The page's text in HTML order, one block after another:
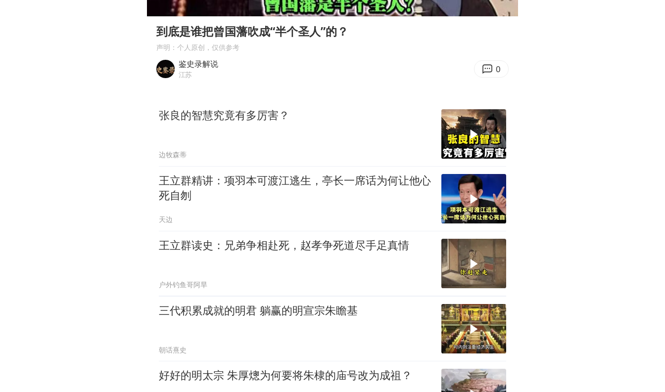
U17国足三连胜晋级明日之星半决赛
美股存储板块集体大跌
夯实基础开新局
Play
00:00 04:52
Enter
到底是谁把曾国藩吹成“半个圣人”的？
声明：个人原创，仅供参考
鉴史录解说
江苏 0
张良的智慧究竟有多厉害？
边牧森蒂
王立群精讲：项羽本可渡江逃生，亭长一席话为何让他心
死自刎
天边
王立群读史：兄弟争相赴死，赵孝争死道尽手足真情
户外钓鱼哥阿旱
三代积累成就的明君 躺赢的明宣宗朱瞻基
朝话熹史
好好的明太宗 朱厚熜为何要将朱棣的庙号改为成祖？